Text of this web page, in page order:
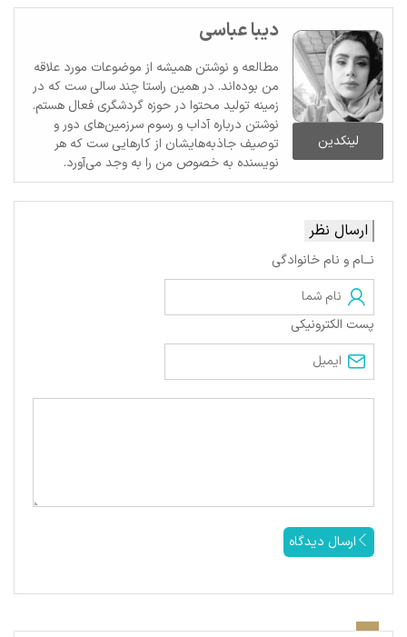
لینکدین
دیبا عباسی
مطالعه و نوشتن همیشه از موضوعات مورد علاقه
من بوده‌اند. در همین راستا چند سالی ست که در
زمینه تولید محتوا در حوزه گردشگری فعال هستم.
نوشتن درباره آداب و رسوم سرزمین‌های دور و
توصیف جاذبه‌هایشان از کارهایی ست که هر
نویسنده به خصوص من را به وجد می‌آورد.
ارسال نظر
نــام و نام خانوادگی
پست الکترونیکی
ارسال دیدگاه